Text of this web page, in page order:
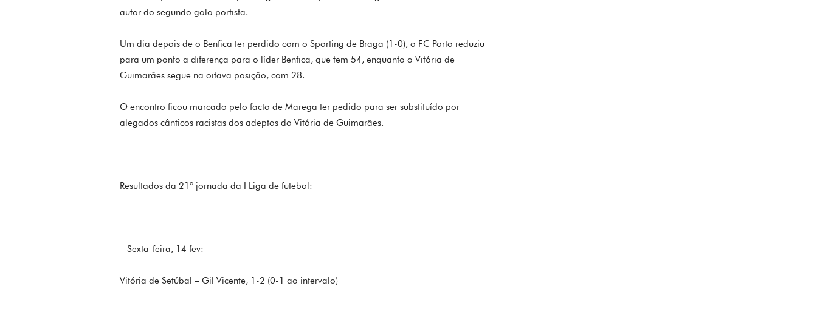
autor do segundo golo portista.
Um dia depois de o Benfica ter perdido com o Sporting de Braga (1-0), o FC Porto reduziu
para um ponto a diferença para o líder Benfica, que tem 54, enquanto o Vitória de
Guimarães segue na oitava posição, com 28.
O encontro ficou marcado pelo facto de Marega ter pedido para ser substituído por
alegados cânticos racistas dos adeptos do Vitória de Guimarães.
Resultados da 21ª jornada da I Liga de futebol:
– Sexta-feira, 14 fev:
Vitória de Setúbal – Gil Vicente, 1-2 (0-1 ao intervalo)